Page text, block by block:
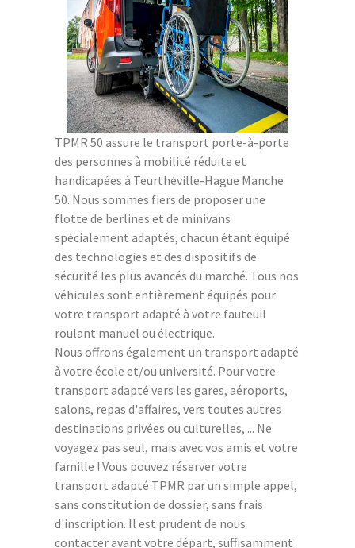
TPMR 50 assure le transport porte-à-porte
des personnes à mobilité réduite et
handicapées à Teurthéville-Hague Manche
50. Nous sommes fiers de proposer une
flotte de berlines et de minivans
spécialement adaptés, chacun étant équipé
des technologies et des dispositifs de
sécurité les plus avancés du marché. Tous nos
véhicules sont entièrement équipés pour
votre transport adapté à votre fauteuil
roulant manuel ou électrique.
Nous offrons également un transport adapté
à votre école et/ou université. Pour votre
transport adapté vers les gares, aéroports,
salons, repas d'affaires, vers toutes autres
destinations privées ou culturelles, ... Ne
voyagez pas seul, mais avec vos amis et votre
famille ! Vous pouvez réserver votre
transport adapté TPMR par un simple appel,
sans constitution de dossier, sans frais
d'inscription. Il est prudent de nous
contacter avant votre départ, suffisamment